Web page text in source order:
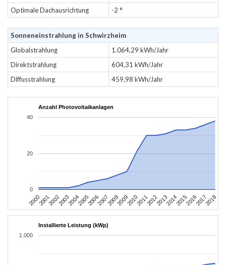
Optimale Dachausrichtung
-2 °
Sonneneinstrahlung in Schwirzheim
Globalstrahlung
1.064,29 kWh/Jahr
Direktstrahlung
604,31 kWh/Jahr
Diffusstrahlung
459,98 kWh/Jahr
Anzahl Photovoltaikanlagen
2000200120022003200420052006200720082009201020112012201320142015201620172018
0
20
40
Installierte Leistung (kWp)
1.000